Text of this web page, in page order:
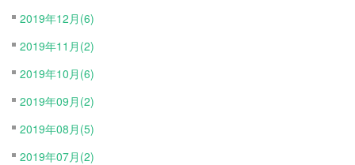
2019年12月(6)
2019年11月(2)
2019年10月(6)
2019年09月(2)
2019年08月(5)
2019年07月(2)